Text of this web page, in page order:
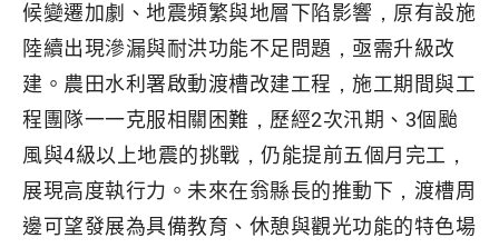
候變遷加劇、地震頻繁與地層下陷影響，原有設施
陸續出現滲漏與耐洪功能不足問題，亟需升級改
建。農田水利署啟動渡槽改建工程，施工期間與工
程團隊一一克服相關困難，歷經2次汛期、3個颱
風與4級以上地震的挑戰，仍能提前五個月完工，
展現高度執行力。未來在翁縣長的推動下，渡槽周
邊可望發展為具備教育、休憩與觀光功能的特色場